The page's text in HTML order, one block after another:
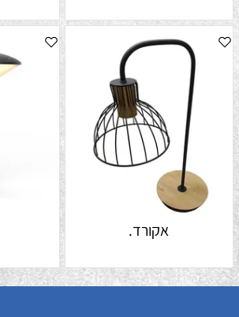
אקורד.